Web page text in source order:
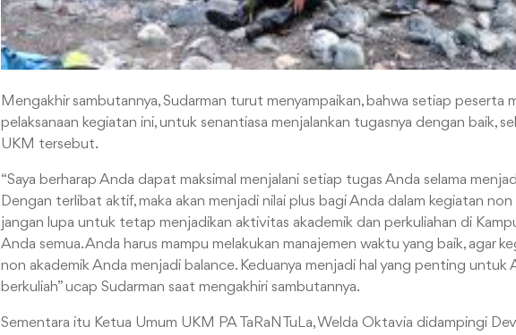
Mengakhir sambutannya, Sudarman turut menyampaikan, bahwa setiap peserta
pelaksanaan kegiatan ini, untuk senantiasa menjalankan tugasnya dengan baik,
UKM tersebut.
“Saya berharap Anda dapat maksimal menjalani setiap tugas Anda selama
Dengan terlibat aktif, maka akan menjadi nilai plus bagi Anda dalam kegiatan
jangan lupa untuk tetap menjadikan aktivitas akademik dan perkuliahan di
Anda semua. Anda harus mampu melakukan manajemen waktu yang baik, agar
non akademik Anda menjadi balance. Keduanya menjadi hal yang penting untuk
berkuliah” ucap Sudarman saat mengakhiri sambutannya.
Sementara itu Ketua Umum UKM PA TaRaNTuLa, Welda Oktavia didampingi